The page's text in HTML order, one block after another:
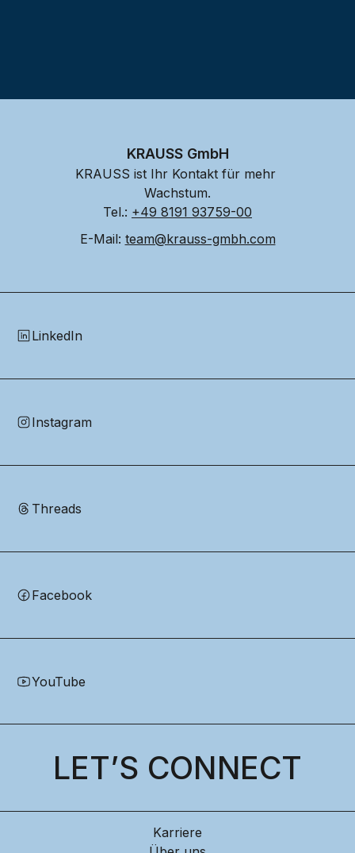
KRAUSS GmbH
KRAUSS ist Ihr Kontakt für mehr
Wachstum.
Tel.: +49 8191 93759-00
E-Mail: team@krauss-gmbh.com
LinkedIn
Instagram
Threads
Facebook
YouTube
LET’S CONNECT
Karriere